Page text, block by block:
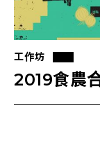
工作坊
2019食農